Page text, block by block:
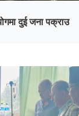
दुई जना पक्राउ